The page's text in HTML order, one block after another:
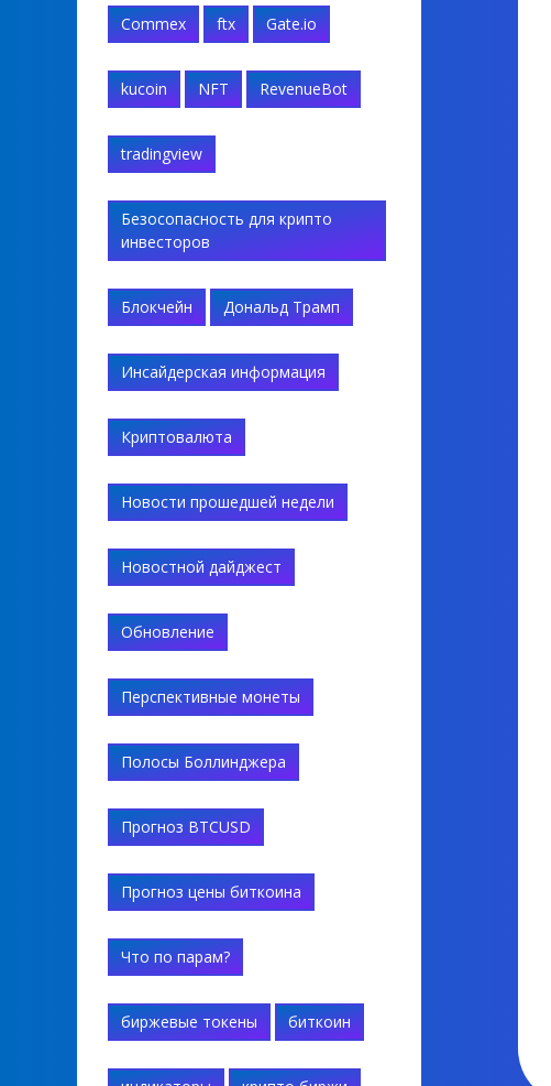
Commex ftx Gate.io
kucoin NFT RevenueBot
tradingview
Безосопасность для крипто
инвесторов
Блокчейн Дональд Трамп
Инсайдерская информация
Криптовалюта
Новости прошедшей недели
Новостной дайджест
Обновление
Перспективные монеты
Полосы Боллинджера
Прогноз BTCUSD
Прогноз цены биткоина
Что по парам?
биржевые токены биткоин